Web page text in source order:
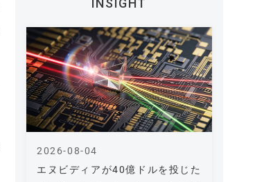
INSIGHT
エヌビディアが40億ドルを投じた
2026-08-04